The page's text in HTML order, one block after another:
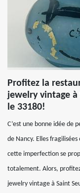
Profitez la
jewelry vintage à
le 33180!
C’est une bonne idée de
de Nancy. Elles
cette imperfection se
totalement. Alors,
jewelry vintage à Saint